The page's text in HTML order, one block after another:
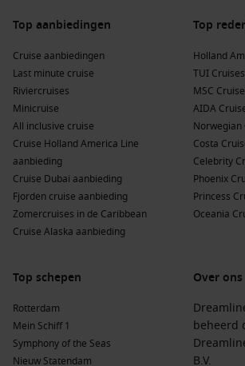
door mediterrane natuur met
Boottochten langs de kust
– Ontdek
het helderblauwe water van de Riviera.
Daarnaast kun je eenvoudig uitstapjes
Margherita Ligure of het kleurrijke Cinque
Seizoensgebonden aanbiedingen
bestemming
Het cruiseseizoen in
drukte. Ideaal voor wandelingen en
Zomer (juli – augustus)
: Warme dagen,
terrassen en een bruisende sfeer.
Top aanbiedingen
Cruise aanbiedingen
Last minute cruise
Riviercruises
Minicruise
All inclusive cruise
Cruise Holland America Line
aanbieding
Cruise Dubai aanbieding
Fjorden cruise aanbieding
Zomercruises in de Caribbean
Cruise Alaska aanbieding
Top
Holland
TUI Cruises
MSC
AIDA
Norwegian
Costa
Celebrity
Phoenix
Princess
Oceania
Top schepen
Rotterdam
Mein Schiff 1
Symphony of the Seas
Nieuw Statendam
Over ons
beheerd
B.V.